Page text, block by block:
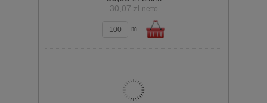
koszyka
30,07 zł netto
m
zobacz szczegóły